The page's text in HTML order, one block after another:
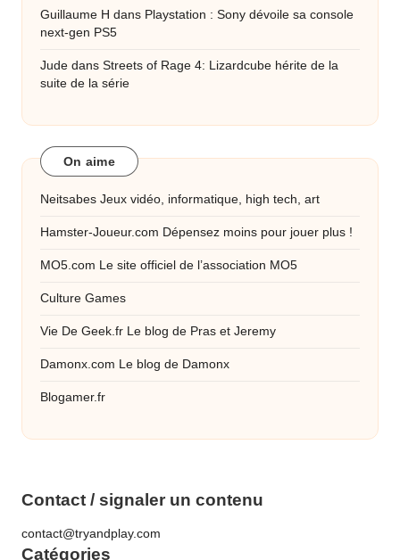
Guillaume H dans Playstation : Sony dévoile sa console
next-gen PS5
Jude dans Streets of Rage 4: Lizardcube hérite de la
suite de la série
On aime
Neitsabes Jeux vidéo, informatique, high tech, art
Hamster-Joueur.com Dépensez moins pour jouer plus !
MO5.com Le site officiel de l’association MO5
Culture Games
Vie De Geek.fr Le blog de Pras et Jeremy
Damonx.com Le blog de Damonx
Blogamer.fr
Contact / signaler un contenu
contact@tryandplay.com
Catégories